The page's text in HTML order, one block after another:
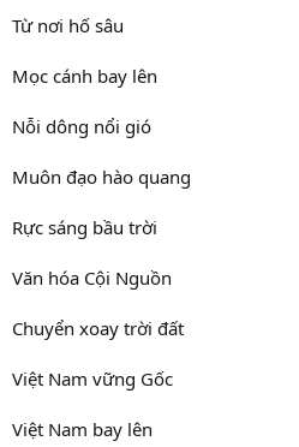
Từ nơi hố sâu
Mọc cánh bay lên
Nỗi dông nổi gió
Muôn đạo hào quang
Rực sáng bầu trời
Văn hóa Cội Nguồn
Chuyển xoay trời đất
Việt Nam vững Gốc
Việt Nam bay lên